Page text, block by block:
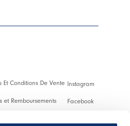
Et Conditions De Vente
et Remboursements
Instagram
Facebook